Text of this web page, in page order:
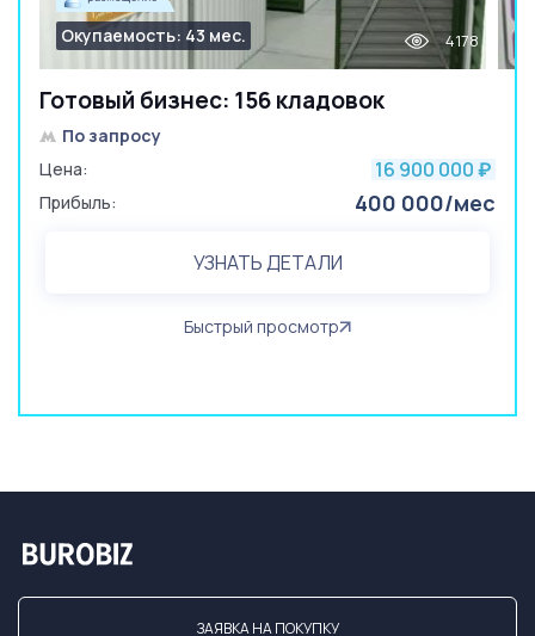
Готовый бизнес: 156 кладовок
Окупаемость: 43 мес. 4178
По запросу
Цена:
16 900 000 ₽
Прибыль: 400 000/мес
УЗНАТЬ ДЕТАЛИ
Быстрый просмотр
ЗАЯВКА НА ПОКУПКУ